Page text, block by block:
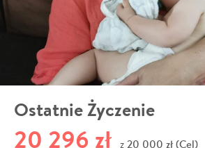
Ostatnie Życzenie
20 296 zł z 20 000 zł (Cel)